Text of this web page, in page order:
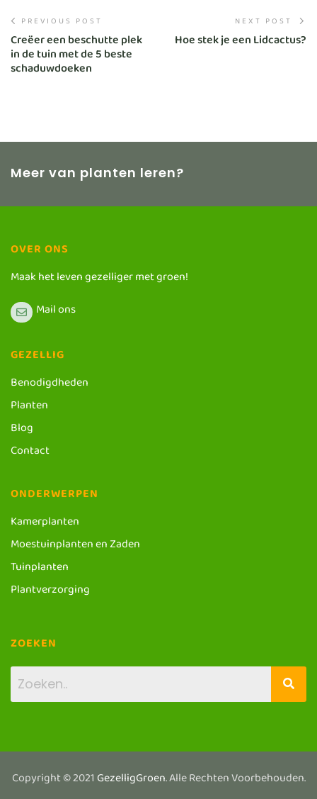
PREVIOUS POST
Creëer een beschutte plek
in de tuin met de 5 beste
schaduwdoeken
NEXT POST
Hoe stek je een Lidcactus?
Meer van planten leren?
OVER ONS
Maak het leven gezelliger met groen!
Mail ons
GEZELLIG
Benodigdheden
Planten
Blog
Contact
ONDERWERPEN
Kamerplanten
Moestuinplanten en Zaden
Tuinplanten
Plantverzorging
ZOEKEN
Copyright © 2021GezelligGroen. Alle Rechten Voorbehouden.